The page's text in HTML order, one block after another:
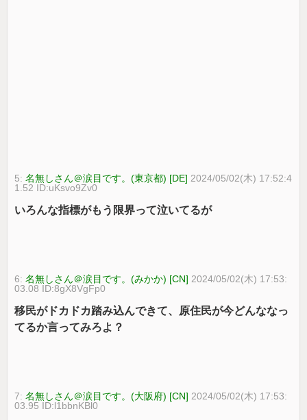
5:名無しさん＠涙目です。(東京都) [DE] 2024/05/02(木) 17:52:4
1.52 ID:uKsvo9Zv0
いろんな指標がもう限界って泣いてるが
6:名無しさん＠涙目です。(みかか) [CN] 2024/05/02(木) 17:53:
03.08 ID:8gX8VgFp0
移民がドカドカ踏み込んできて、原住民が今どんななっ
てるか言ってみろよ？
7:名無しさん＠涙目です。(大阪府) [CN] 2024/05/02(木) 17:53:
03.95 ID:l1bbnKBl0